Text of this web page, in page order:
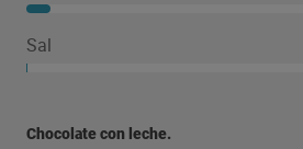
Sal
Chocolate con leche.